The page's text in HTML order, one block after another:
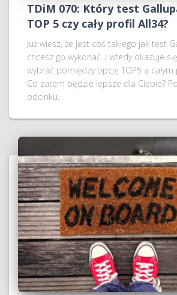
TDiM 070: Który test
TOP 5 czy cały profil All34?
Już wiesz, że jest coś takiego jak test
chcesz go wykonać. I wtedy okazuje
wybrać pomiędzy opcję TOP5 a całym
Co zatem będzie lepsze dla Ciebie?
odcinku.